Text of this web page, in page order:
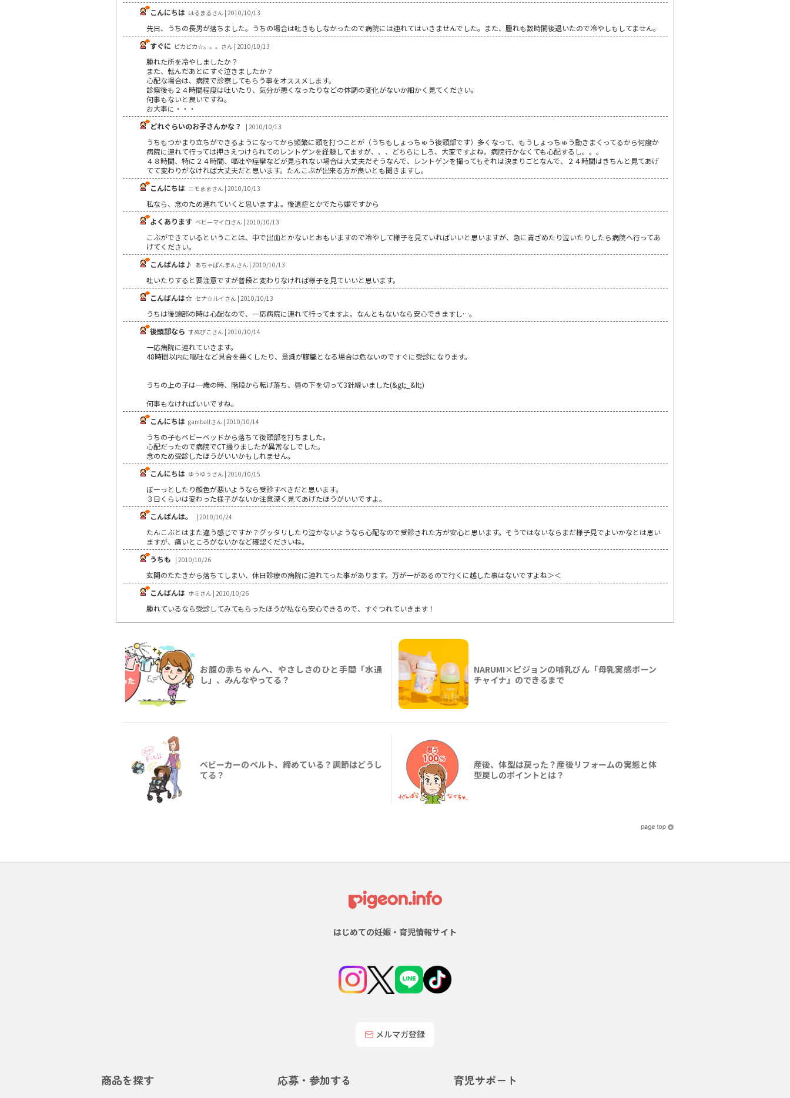
こんにちは はるまるさん | 2010/10/13
先日、うちの長男が落ちました。うちの場合は吐きもしなかったので病院には連れてはいきませんでした。また、腫れも数時間後退いたので冷やしもしてません。
すぐに ピカピカ☆。。。さん | 2010/10/13
腫れた所を冷やしましたか？
また、転んだあとにすぐ泣きましたか？
心配な場合は、病院で診察してもらう事をオススメします。
診察後も２４時間程度は吐いたり、気分が悪くなったりなどの体調の変化がないか細かく見てください。
何事もないと良いですね。
お大事に・・・
どれぐらいのお子さんかな？
| 2010/10/13
うちもつかまり立ちができるようになってから頻繁に頭を打つことが（うちもしょっちゅう後頭部です）多くなって、もうしょっちゅう動きまくってるから何度か
病院に連れて行っては押さえつけられてのレントゲンを経験してますが、、、どちらにしろ、大変ですよね。病院行かなくても心配するし。。。
４８時間、特に２４時間、嘔吐や痙攣などが見られない場合は大丈夫だそうなんで、レントゲンを撮ってもそれは決まりごとなんで、２４時間はきちんと見てあげ
てて変わりがなければ大丈夫だと思います。たんこぶが出来る方が良いとも聞きますし。
こんにちは ニモままさん | 2010/10/13
私なら、念のため連れていくと思いますよ。後遺症とかでたら嫌ですから
よくあります ベビーマイロさん | 2010/10/13
こぶができているということは、中で出血とかないとおもいますので冷やして様子を見ていればいいと思いますが、急に青ざめたり泣いたりしたら病院へ行ってあ
げてください。
こんばんは♪ あちゃぱんまんさん | 2010/10/13
吐いたりすると要注意ですが普段と変わりなければ様子を見ていいと思います。
こんばんは☆ セナ☆ルイさん | 2010/10/13
うちは後頭部の時は心配なので、一応病院に連れて行ってますよ。なんともないなら安心できますし…。
後頭部なら すぬぴこさん | 2010/10/14
一応病院に連れていきます。
48時間以内に嘔吐など具合を悪くしたり、意識が朦朧となる場合は危ないのですぐに受診になります。
うちの上の子は一歳の時、階段から転げ落ち、唇の下を切って3針縫いました(&gt;_&lt;)
何事もなければいいですね。
こんにちは gamballさん | 2010/10/14
うちの子もベビーベッドから落ちて後頭部を打ちました。
心配だったので病院でCT撮りましたが異常なしでした。
念のため受診したほうがいいかもしれません。
こんにちは ゆうゆうさん | 2010/10/15
ぼーっとしたり顔色が悪いようなら受診すべきだと思います。
３日くらいは変わった様子がないか注意深く見てあげたほうがいいですよ。
こんばんは。
| 2010/10/24
たんこぶとはまた違う感じですか？グッタリしたり泣かないようなら心配なので受診された方が安心と思います。そうではないならまだ様子見でよいかなとは思い
ますが、痛いところがないかなど確認くださいね。
うちも | 2010/10/26
玄関のたたきから落ちてしまい、休日診療の病院に連れてった事があります。万が一があるので行くに越した事はないですよね＞＜
こんばんは ホミさん | 2010/10/26
腫れているなら受診してみてもらったほうが私なら安心できるので、すぐつれていきます！
お腹の赤ちゃんへ、やさしさのひと手間「水通
し」、みんなやってる？
NARUMI×ピジョンの哺乳びん「母乳実感ボーン
チャイナ」のできるまで
ベビーカーのベルト、締めている？調節はどうし
てる？
産後、体型は戻った？産後リフォームの実態と体
型戻しのポイントとは？
はじめての妊娠・育児情報サイト
メルマガ登録
商品を探す 応募・参加する 育児サポート